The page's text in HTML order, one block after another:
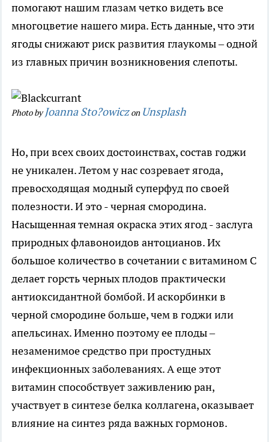
помогают нашим глазам четко видеть все
многоцветие нашего мира. Есть данные, что эти
ягоды снижают риск развития глаукомы – одной
из главных причин возникновения слепоты.
Photo byJoanna Sto?owiczon Unsplash
Но, при всех своих достоинствах, состав годжи
не уникален. Летом у нас созревает ягода,
превосходящая модный суперфуд по своей
полезности. И это - черная смородина.
Насыщенная темная окраска этих ягод - заслуга
природных флавоноидов антоцианов. Их
большое количество в сочетании с витамином С
делает горсть черных плодов практически
антиоксидантной бомбой. И аскорбинки в
черной смородине больше, чем в годжи или
апельсинах. Именно поэтому ее плоды –
незаменимое средство при простудных
инфекционных заболеваниях. А еще этот
витамин способствует заживлению ран,
участвует в синтезе белка коллагена, оказывает
влияние на синтез ряда важных гормонов.